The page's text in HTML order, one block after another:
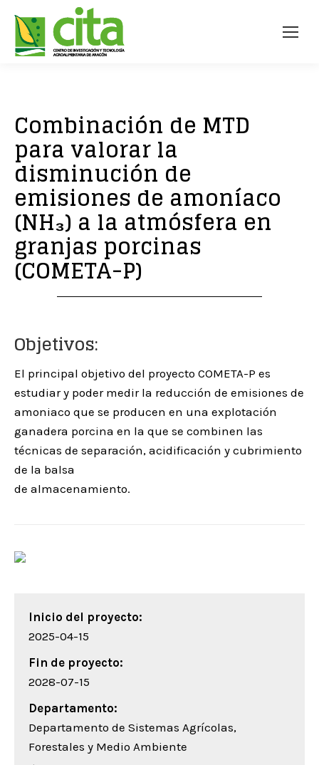
Combinación de MTD
para valorar la
disminución de
emisiones de amoníaco
(NH₃) a la atmósfera en
granjas porcinas
(COMETA-P)
Objetivos:
El principal objetivo del proyecto COMETA-P es
estudiar y poder medir la reducción de emisiones de
amoniaco que se producen en una explotación
ganadera porcina en la que se combinen las
técnicas de separación, acidificación y cubrimiento
de la balsa
de almacenamiento.
Inicio del proyecto:
2025-04-15
Fin de proyecto:
2028-07-15
Departamento:
Departamento de Sistemas Agrícolas,
Forestales y Medio Ambiente